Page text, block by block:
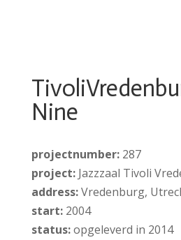
Nine
projectnumber:287
project:Jazzzaal Tivoli
address:Vredenburg,
start:2004
status:opgeleverd in 2014